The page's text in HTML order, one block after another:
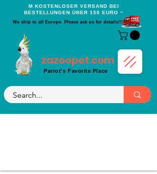
Μ KOSTENLOSER VERSAND BEI
BESTELLUNGEN ÜBER 150 EURO ~
We ship to all Europe. Please ask us for details!!!
zazoopet.com
Parrot's Favorite Place